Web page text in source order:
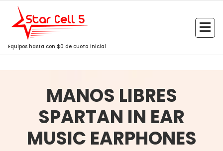
Saltar
contenido
Equipos hasta con $0 de cuota inicial
MANOS LIBRES
SPARTAN IN EAR
MUSIC EARPHONES